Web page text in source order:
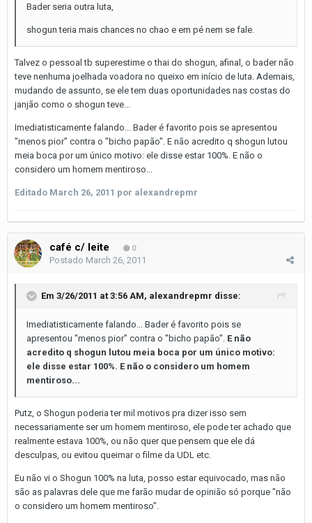
Bader seria outra luta,
shogun teria mais chances no chao e em pé nem se fale.
Talvez o pessoal tb superestime o thai do shogun, afinal, o bader não
teve nenhuma joelhada voadora no queixo em início de luta. Ademais,
mudando de assunto, se ele tem duas oportunidades nas costas do
janjão como o shogun teve...
Imediatisticamente falando... Bader é favorito pois se apresentou
"menos pior" contra o "bicho papão". E não acredito q shogun lutou
meia boca por um único motivo: ele disse estar 100%. E não o
considero um homem mentiroso...
Editado March 26, 2011 por alexandrepmr
café c/ leite 0
Postado March 26, 2011
Em 3/26/2011 at 3:56 AM, alexandrepmr disse:
Imediatisticamente falando... Bader é favorito pois se
apresentou "menos pior" contra o "bicho papão". E não
acredito q shogun lutou meia boca por um único motivo:
ele disse estar 100%. E não o considero um homem
mentiroso...
Putz, o Shogun poderia ter mil motivos pra dizer isso sem
necessariamente ser um homem mentiroso, ele pode ter achado que
realmente estava 100%, ou não quer que pensem que ele dá
desculpas, ou evitou queimar o filme da UDL etc.
Eu não vi o Shogun 100% na luta, posso estar equivocado, mas não
são as palavras dele que me farão mudar de opinião só porque "não
o considero um homem mentiroso".